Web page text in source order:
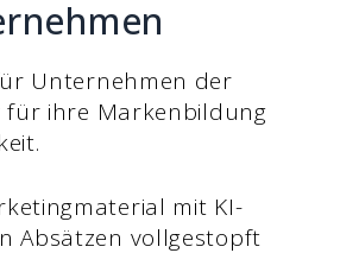
Unternehmen der
für ihre Markenbildung
mit KI-
Absätzen vollgestopft